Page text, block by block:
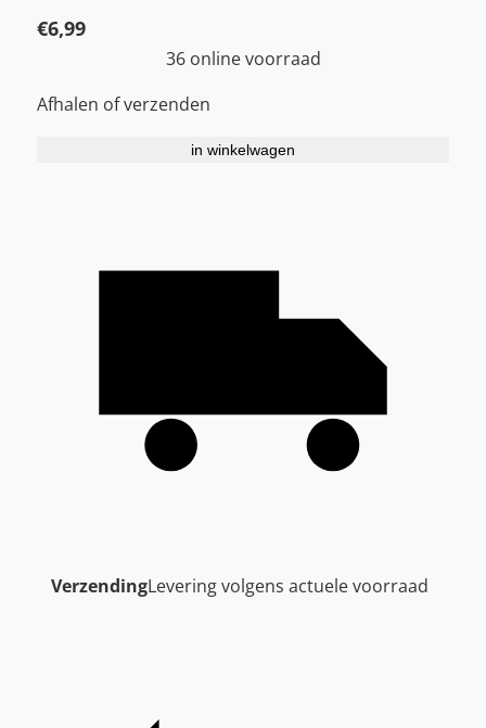
€6,99
36 online voorraad
Afhalen of verzenden
in winkelwagen
VerzendingLevering volgens actuele voorraad